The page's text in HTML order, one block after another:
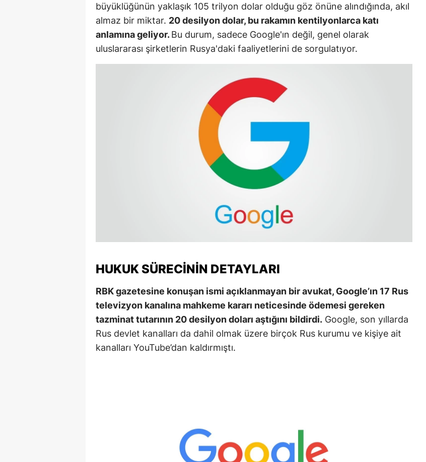
Mersin
İstanbul
İzmir
Kastamonu
Kayseri
Kırşehir
Kocaeli
Kütahya
Malatya
Mardin
Muğla
Muş
Sakarya
büyüklüğünün yaklaşık 105 trilyon dolar olduğu göz önüne alındığında, akıl
almaz bir miktar. 20 desilyon dolar, bu rakamın kentilyonlarca katı
anlamına geliyor.Bu durum, sadece Google'ın değil, genel olarak
uluslararası şirketlerin Rusya'daki faaliyetlerini de sorgulatıyor.
HUKUK SÜRECININ DETAYLARI
RBK gazetesine konuşan ismi açıklanmayan bir avukat, Google’ın 17 Rus
televizyon kanalına mahkeme kararı neticesinde ödemesi gereken
tazminat tutarının 20 desilyon doları aştığını bildirdi. Google, son yıllarda
Rus devlet kanalları da dahil olmak üzere birçok Rus kurumu ve kişiye ait
kanalları YouTube’dan kaldırmıştı.